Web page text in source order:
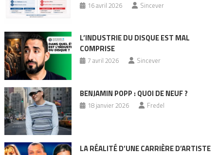
16 avril 2026 Sincever
L’INDUSTRIE DU DISQUE EST MAL
COMPRISE
7 avril 2026 Sincever
BENJAMIN POPP : QUOI DE NEUF ?
18 janvier 2026 Fredel
LA RÉALITÉ D’UNE CARRIÈRE D’ARTISTE